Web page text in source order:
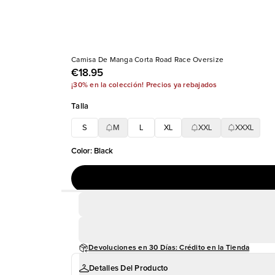
Camisa De Manga Corta Road Race Oversize
€18.95
¡30% en la colección! Precios ya rebajados
Talla
S M XL XXL XXXL
Color: Black
Devoluciones en 30 Días: Crédito en la Tienda
Detalles Del Producto